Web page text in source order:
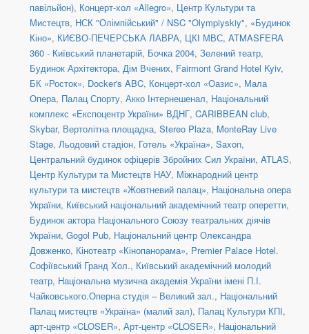
павільйон), Концерт-хол «Allegro», Центр Культури та
Мистецтв, НСК "Олімпійський" / NSC "Olympiyskiy", «Будинок
Кіно», КИЄВО-ПЕЧЕРСЬКА ЛАВРА, ЦКІ МВС, ATMASFERA
360 - Київський планетарій, Бочка 2004, Зелений театр,
Будинок Архітектора, Дім Вчених, Fairmont Grand Hotel Kyiv,
БК «Росток», Docker's ABC, Концерт-хол «Оазис», Мала
Опера, Палац Спорту, Акко Інтернешенал, Національний
комплекс «Експоцентр України» ВДНГ, CARIBBEAN club,
Skybar, Вертолітна площадка, Stereo Plaza, MonteRay Live
Stage, Льодовий стадіон, Готель «Україна», Saxon,
Центральний будинок офіцерів Збройних Сил України, ATLAS,
Центр Культури та Мистецтв НАУ, Міжнародний центр
культури та мистецтв «Жовтневий палац», Національна опера
України, Київський національний академічний театр оперетти,
Будинок актора Національного Союзу театральних діячів
України, Gogol Pub, Національний центр Олександра
Довженко, Кінотеатр «Кінопанорама», Premier Palace Hotel.
Софіївський Гранд Хол., Київський академічний молодий
театр, Національна музична академія України імені П.І.
Чайковського.Оперна студія – Великий зал., Національний
Палац мистецтв «Україна» (малий зал), Палац Культури КПІ,
арт-центр «CLOSER», Арт-центр «CLOSER», Національний